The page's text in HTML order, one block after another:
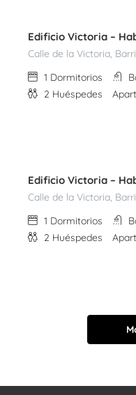
Edificio Victoria –
Calle de la Victoria,
1 Dormitorios
2 Huéspedes
Edificio Victoria –
Calle de la Victoria,
1 Dormitorios
2 Huéspedes